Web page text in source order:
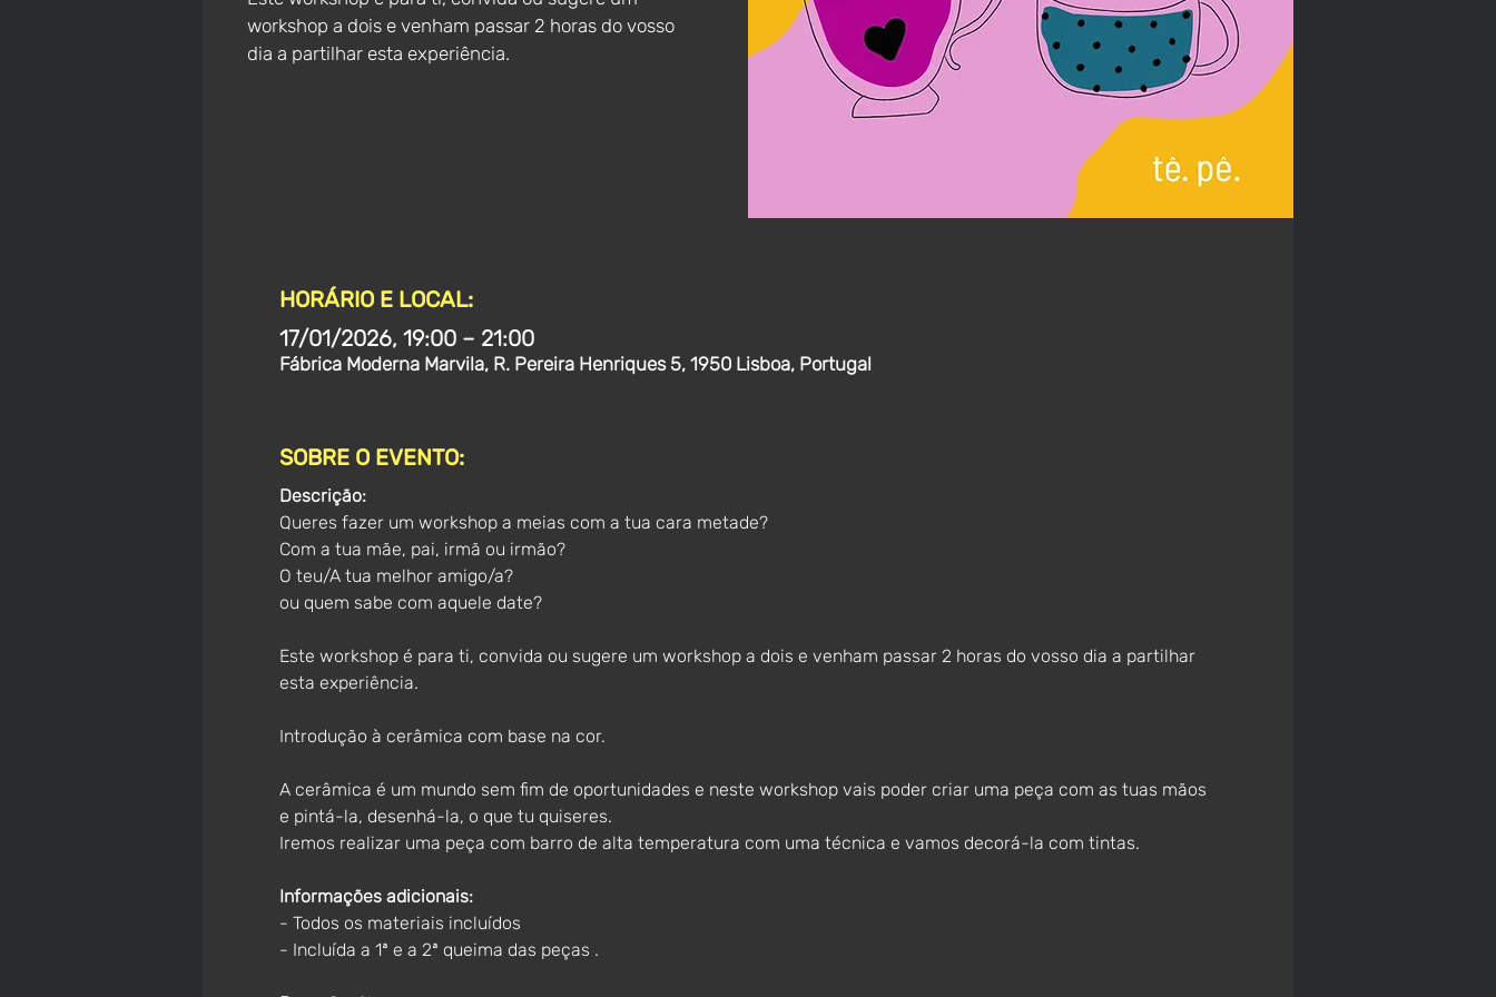
workshop a dois e venham passar 2 horas do vosso
dia a partilhar esta experiência.
HORÁRIO E LOCAL:
17/01/2026, 19:00 – 21:00
Fábrica Moderna Marvila, R. Pereira Henriques 5, 1950 Lisboa, Portugal
SOBRE O EVENTO:
Descrição:
Queres fazer um workshop a meias com a tua cara metade?
Com a tua mãe, pai, irmã ou irmão?
O teu/A tua melhor amigo/a?
ou quem sabe com aquele date?
Este workshop é para ti, convida ou sugere um workshop a dois e venham passar 2 horas do vosso dia a partilhar
esta experiência.
Introdução à cerâmica com base na cor.
A cerâmica é um mundo sem fim de oportunidades e neste workshop vais poder criar uma peça com as tuas mãos
e pintá-la, desenhá-la, o que tu quiseres.
Iremos realizar uma peça com barro de alta temperatura com uma técnica e vamos decorá-la com tintas.
Informações adicionais:
- Todos os materiais incluídos
- Incluída a 1ª e a 2ª queima das peças .